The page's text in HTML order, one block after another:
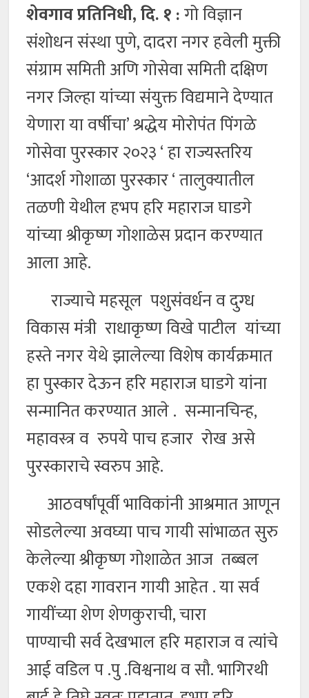
शेवगाव प्रतिनिधी, दि. १ :गो विज्ञान
संशोधन संस्था पुणे, दादरा नगर हवेली मुक्ती
संग्राम समिती अणि गोसेवा समिती दक्षिण
नगर जिल्हा यांच्या संयुक्त विद्यमाने देण्यात
येणारा या वर्षीचा’ श्रद्धेय मोरोपंत पिंगळे
गोसेवा पुरस्कार २०२३ ‘ हा राज्यस्तरिय
‘आदर्श गोशाळा पुरस्कार ‘ तालुक्यातील
तळणी येथील हभप हरि महाराज घाडगे
यांच्या श्रीकृष्ण गोशाळेस प्रदान करण्यात
आला आहे.
राज्याचे महसूल पशुसंवर्धन व दुग्ध
विकास मंत्री राधाकृष्ण विखे पाटील यांच्या
हस्ते नगर येथे झालेल्या विशेष कार्यक्रमात
हा पुस्कार देऊन हरि महाराज घाडगे यांना
सन्मानित करण्यात आले . सन्मानचिन्ह,
महावस्त्र व रुपये पाच हजार रोख असे
पुरस्काराचे स्वरुप आहे.
आठवर्षांपूर्वी भाविकांनी आश्रमात आणून
सोडलेल्या अवघ्या पाच गायी सांभाळत सुरु
केलेल्या श्रीकृष्ण गोशाळेत आज तब्बल
एकशे दहा गावरान गायी आहेत . या सर्व
गायींच्या शेण शेणकुराची, चारा
पाण्याची सर्व देखभाल हरि महाराज व त्यांचे
आई वडिल प .पु .विश्वनाथ व सौ. भागिरथी